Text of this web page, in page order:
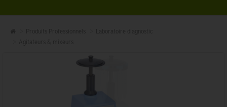
QUALITÉ